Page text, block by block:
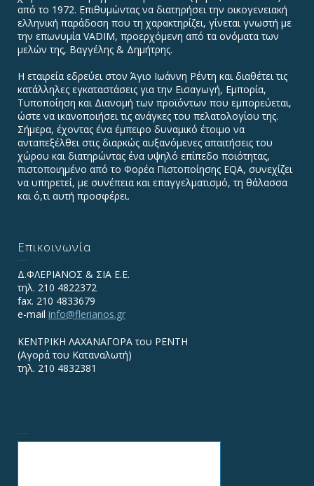
από το 1972. Επιθυμώντας να διατηρήσει την οικογενειακή
ελληνική παράδοση που τη χαρακτηρίζει, γίνεται γνωστή με
την επωνυμία VADIΜ, προερχόμενη από τα ονόματα των
μελών της, Βαγγέλης & Δημήτρης.
Η εταιρεία εδρεύει στον Άγιο Ιωάννη Ρέντη και διαθέτει τις
κατάλληλες εγκαταστάσεις για την Εισαγωγή, Εμπορία,
Τυποποίηση και Διανομή των προϊόντων που εμπορεύεται,
ώστε να ικανοποιήσει τις ανάγκες του πελατολογίου της.
Σήμερα, έχοντας ένα έμπειρο δυναμικό έτοιμο να
ανταπεξέλθει στις διαρκώς αυξανόμενες απαιτήσεις του
χώρου και διατηρώντας ένα υψηλό επίπεδο ποιότητας,
πιστοποιημένο από το Φορέα Πιστοποίησης EQA, συνεχίζει
να υπηρετεί, με συνέπεια και επαγγελματισμό, τη θάλασσα
και ό,τι αυτή προσφέρει.
Επικοινωνία
Δ.ΦΛΕΡΙΑΝΟΣ & ΣΙΑ Ε.Ε.
τηλ. 210 4822372
fax. 210 4833679
e-mail info@flerianos.gr
ΚΕΝΤΡΙΚΗ ΛΑΧΑΝΑΓΟΡΑ του ΡΕΝΤΗ
(Αγορά του Καταναλωτή)
τηλ. 210 4832381